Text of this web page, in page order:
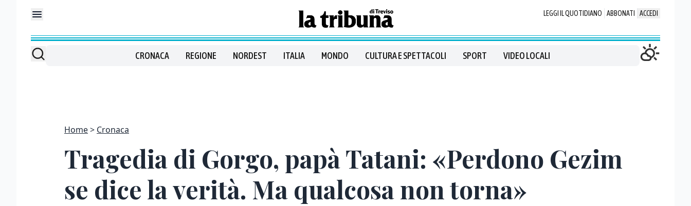
LEGGI IL QUOTIDIANO ABBONATI ACCEDI
CRONACA REGIONE NORDEST ITALIA MONDO CULTURA E SPETTACOLI SPORT VIDEO LOCALI
Home Cronaca
Tragedia di Gorgo, papà Tatani: «Perdono Gezim
se dice la verità. Ma qualcosa non torna»